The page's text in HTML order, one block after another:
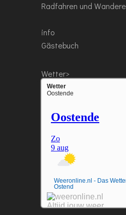
Radfahren und
info
Gästebuch
Wetter>
Wetter
Oostende
Weeronline.nl - Das
Ostend